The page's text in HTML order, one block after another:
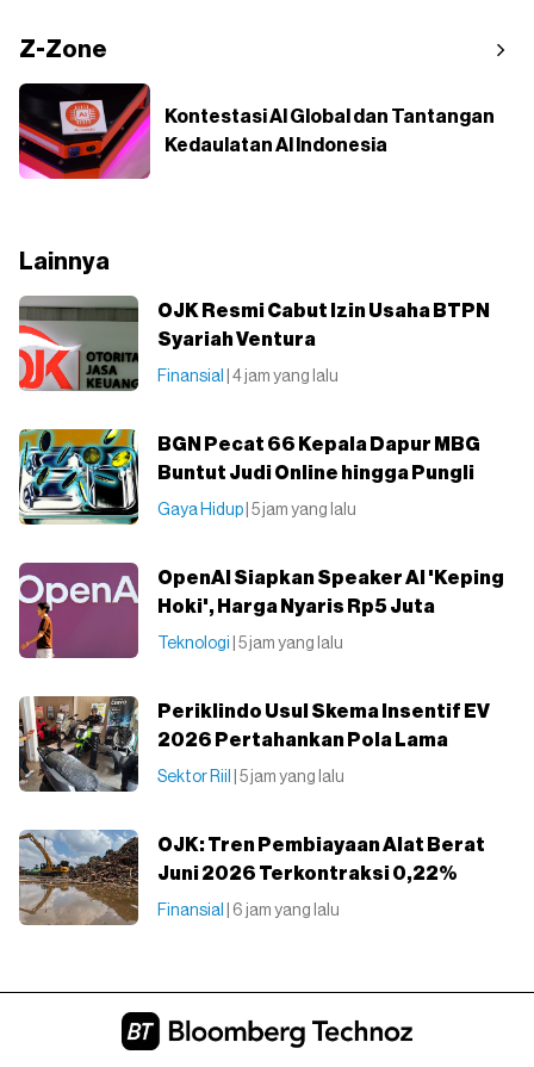
Z-Zone
Kontestasi AI Global dan Tantangan
Kedaulatan AI Indonesia
Lainnya
OJK Resmi Cabut Izin Usaha BTPN
Syariah Ventura
Finansial | 4 jam yang lalu
BGN Pecat 66 Kepala Dapur MBG
Buntut Judi Online hingga Pungli
Gaya Hidup | 5 jam yang lalu
OpenAI Siapkan Speaker AI 'Keping
Hoki', Harga Nyaris Rp5 Juta
Teknologi | 5 jam yang lalu
Periklindo Usul Skema Insentif EV
2026 Pertahankan Pola Lama
Sektor Riil | 5 jam yang lalu
OJK: Tren Pembiayaan Alat Berat
Juni 2026 Terkontraksi 0,22%
Finansial | 6 jam yang lalu